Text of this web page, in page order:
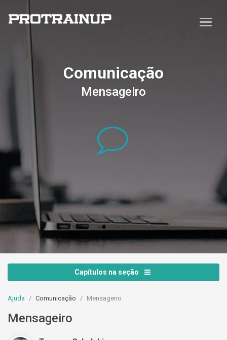
Comunicação
Mensageiro
Capítulos na seção
Ajuda Comunicação Mensageiro
Mensageiro